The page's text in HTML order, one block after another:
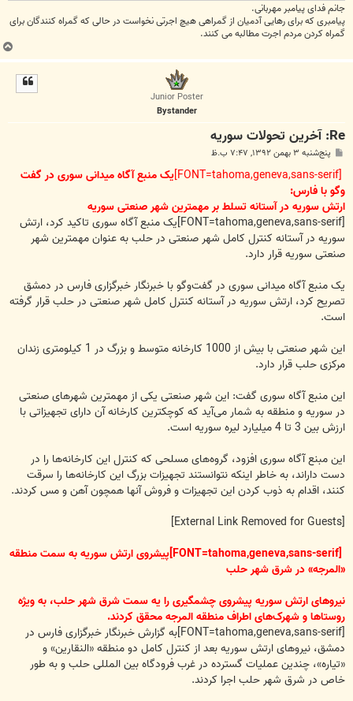
جانم فدای پیامبر مهربانی.
پیامبری که برای رهایی آدمیان از گمراهی هیچ اجرتی نخواست در حالی که گمراه کنندگان برای
گمراه کردن مردم اجرت مطالبه می کنند.
ب
ا
Junior Poster
Bystander
Re: آخرين تحولات سوريه
پ
ت
پنج‌شنبه ۳ بهمن ۱۳۹۲, ۷:۴۷ ب.ظ
یک منبع آگاه میدانی سوری در گفت­‌
وگو با فارس:
ارتش سوریه در آستانه تسلط بر مهم­ترین شهر صنعتی سوریه
[FONT=tahoma,geneva,sans-serif]یک منبع آگاه سوری تاکید کرد، ارتش
سوریه در آستانه کنترل کامل شهر صنعتی در حلب به عنوان مهمترین شهر
صنعتی سوریه قرار دارد.
یک منبع آگاه میدانی سوری در گفت‌وگو با خبرنگار خبرگزاری فارس در دمشق
تصریح کرد، ارتش سوریه در آستانه کنترل کامل شهر صنعتی در حلب قرار گرفته
است.
این شهر صنعتی با بیش از 1000 کارخانه متوسط و بزرگ در 1 کیلومتری زندان
مرکزی حلب قرار دارد.
این منبع آگاه سوری گفت: این شهر صنعتی یکی از مهم­ترین شهرهای صنعتی
در سوریه و منطقه به شمار می­‌آید که کوچکترین کارخانه آن دارای تجهیزاتی با
ارزش بین 3 تا 4 میلیارد لیره سوریه است.
این مبنع آگاه سوری افزود، گروه­‌های مسلحی که کنترل این کارخانه­‌ها را در
دست داراند، به خاطر اینکه نتوانستند تجهیزات بزرگ این کارخانه­‌ها را سرقت
کنند، اقدام به ذوب کردن این تجهیزات و فروش آنها همچون آهن و مس کردند.
[FONT=tahoma,geneva,sans-serif]پیشروی ارتش سوریه به سمت منطقه
«المرجه» در شرق شهر حلب
نیروهای ارتش سوریه پیشروی چشمگیری را یه سمت شرق شهر حلب، به ویژه
روستاها و شهرک‌های اطراف منطقه المرجه محقق کردند.
[FONT=tahoma,geneva,sans-serif]به گزارش خبرنگار خبرگزاری فارس در
دمشق، نیروهای ارتش سوریه بعد از کنترل کامل دو منطقه «النقارین» و
«تیاره»، چندین عملیات گسترده در غرب فرودگاه بین المللی حلب و به طور
خاص در شرق شهر حلب اجرا کردند.